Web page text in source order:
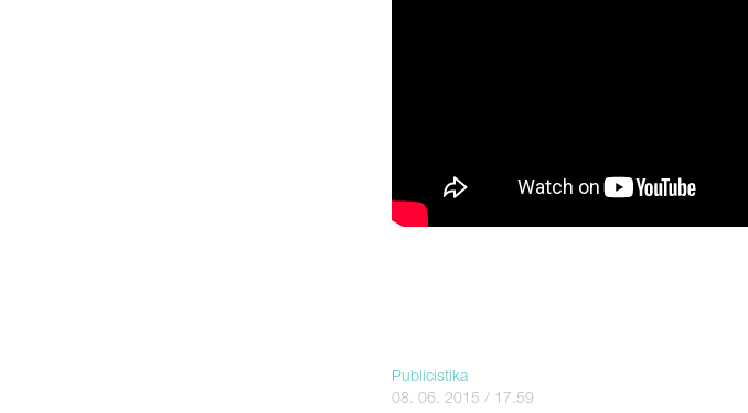
Publicistika
08. 06. 2015 / 17.59